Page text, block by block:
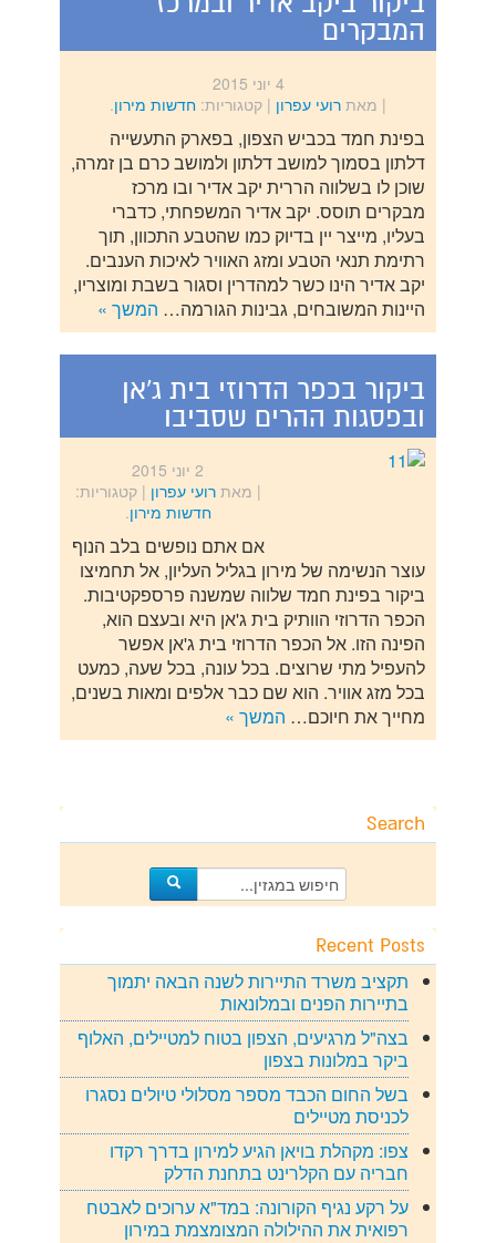
המבקרים
4 יוני 2015
| מאת רועי עפרון | קטגוריות: חדשות מירון.
בפינת חמד בכביש הצפון, בפארק התעשייה
דלתון בסמוך למושב דלתון ולמושב כרם בן זמרה,
שוכן לו בשלווה הררית יקב אדיר ובו מרכז
מבקרים תוסס. יקב אדיר המשפחתי, כדברי
בעליו, מייצר יין בדיוק כמו שהטבע התכוון, תוך
רתימת תנאי הטבע ומזג האוויר לאיכות הענבים.
יקב אדיר הינו כשר למהדרין וסגור בשבת ומוצריו,
היינות המשובחים, גבינות הגורמה… המשך »
ביקור בכפר הדרוזי בית ג'אן
ובפסגות ההרים שסביבו
2 יוני 2015
| מאתרועי עפרון |קטגוריות:
חדשות מירון.
אם אתם נופשים בלב הנוף
עוצר הנשימה של מירון בגליל העליון, אל תחמיצו
ביקור בפינת חמד שלווה שמשנה פרספקטיבות.
הכפר הדרוזי הוותיק בית ג'אן היא ובעצם הוא,
הפינה הזו. אל הכפר הדרוזי בית ג'אן אפשר
להעפיל מתי שרוצים. בכל עונה, בכל שעה, כמעט
בכל מזג אוויר. הוא שם כבר אלפים ומאות בשנים,
מחייך את חיוכם… המשך »
Search
Recent Posts
תקציב משרד התיירות לשנה הבאה יתמוך
בתיירות הפנים ובמלונאות
בצה"ל מרגיעים, הצפון בטוח למטיילים, האלוף
ביקר במלונות בצפון
בשל החום הכבד מספר מסלולי טיולים נסגרו
לכניסת מטיילים
צפו: מקהלת בויאן הגיע למירון בדרך רקדו
חבריה עם הקלרינט בתחנת הדלק
על רקע נגיף הקורונה: במד"א ערוכים לאבטח
רפואית את ההילולה המצומצמת במירון